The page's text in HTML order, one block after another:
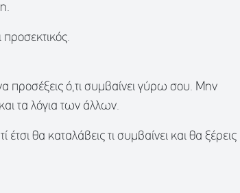
προσεκτικός.
προσέξεις ό,τι συμβαίνει γύρω σου. Μην
τα λόγια των άλλων.
έτσι θα καταλάβεις τι συμβαίνει και θα ξέρεις